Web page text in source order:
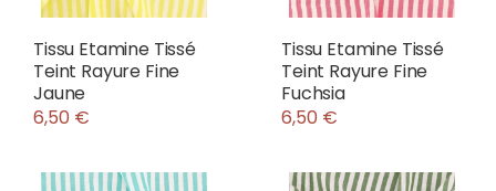
Tissu Etamine Tissé
Teint Rayure Fine
Jaune
6,50 €
Tissu Etamine Tissé
Teint Rayure Fine
Fuchsia
6,50 €